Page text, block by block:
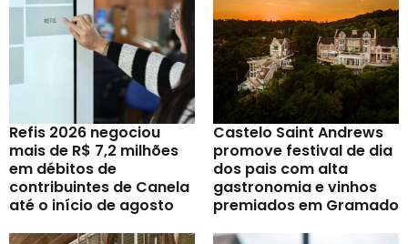
Refis 2026 negociou
mais de R$ 7,2 milhões
em débitos de
contribuintes de Canela
até o início de agosto
Castelo Saint Andrews
promove festival de dia
dos pais com alta
gastronomia e vinhos
premiados em Gramado